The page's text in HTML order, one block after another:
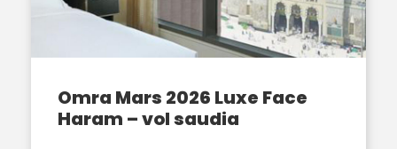
Omra Mars 2026 Luxe Face
Haram – vol saudia